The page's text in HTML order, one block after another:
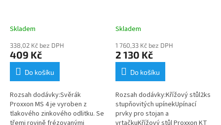
Skladem
338,02 Kč bez DPH
409 Kč
Do košíku
Rozsah dodávky:Svěrák
Proxxon MS 4 je vyroben z
tlakového zinkového odlitku. Se
třemi rovině frézovanými
Skladem
1 760,33 Kč bez DPH
2 130 Kč
Do košíku
Rozsah dodávky:Křížový stůl2ks
stupňovitých upínekUpínací
prvky pro stojan a
vrtačkuKřížový stůl Proxxon KT